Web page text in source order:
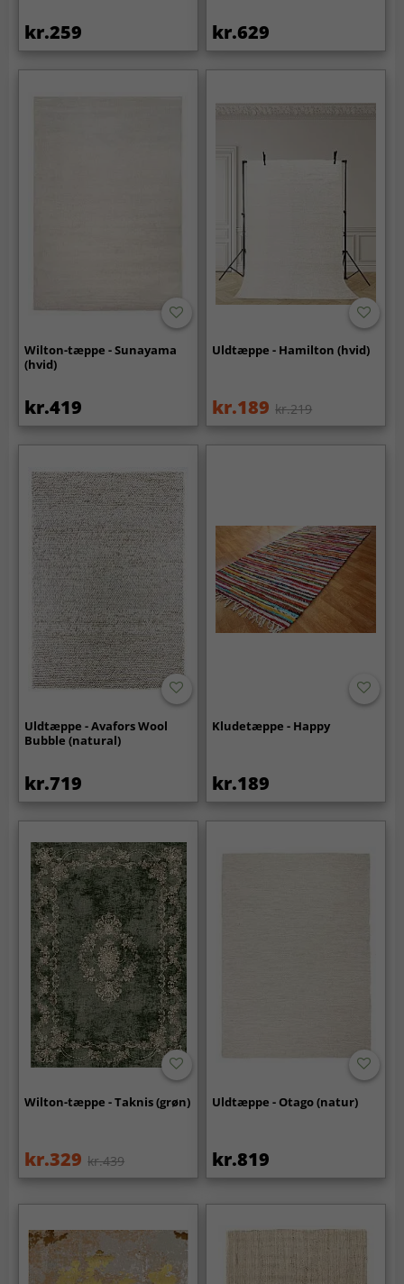
kr.259 kr.629
Wilton-tæppe - Sunayama
(hvid)
kr.419
Uldtæppe - Hamilton (hvid)
kr.189 kr.219
Uldtæppe - Avafors Wool
Bubble (natural)
kr.719
Kludetæppe - Happy
kr.189
Wilton-tæppe - Taknis (grøn)
kr.329 kr.439
Uldtæppe - Otago (natur)
kr.819